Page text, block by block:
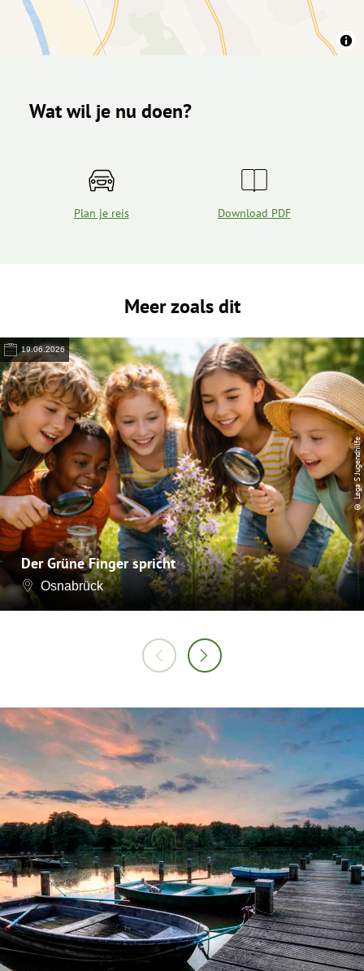
Wat wil je nu doen?
Plan je reis Download PDF
Meer zoals dit
19.06.2026
Der Grüne Finger spricht
Osnabrück
© Lega S Jugendhilfe